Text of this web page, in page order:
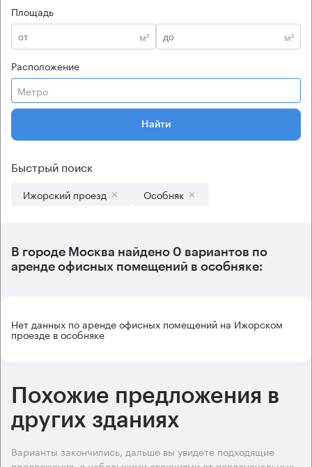
Площадь
м²
м²
Расположение
Метро
Найти
Быстрый поиск
Ижорский проезд Особняк
В городе Москва найдено 0 вариантов по
аренде офисных помещений в особняке:
Нет данных по аренде офисных помещений на Ижорском
проезде в особняке
Похожие предложения в
других зданиях
Варианты закончились, дальше вы увидете подходящие